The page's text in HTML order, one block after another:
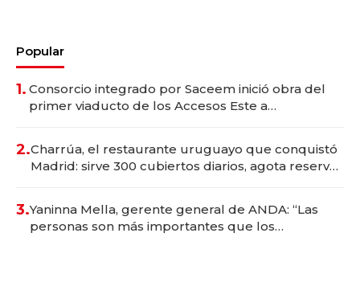
Popular
1. Consorcio integrado por Saceem inició obra del
primer viaducto de los Accesos Este a
2.Charrúa, el restaurante uruguayo que conquistó
Madrid: sirve 300 cubiertos diarios, agota reservas
3.Yaninna Mella, gerente general de ANDA: “Las
personas son más importantes que los